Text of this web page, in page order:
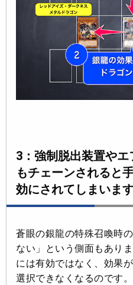
3：強制脱出装置や
もチェーンされると
効にされてしまいま
蒼眼の銀龍の特殊召喚時
ない」という側面もあり
には有効ではなく、効果
選択できなくなるのです